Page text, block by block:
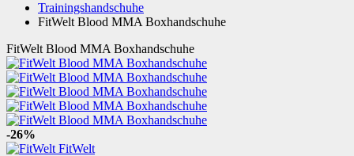
Trainingshandschuhe
FitWelt Blood MMA Boxhandschuhe
FitWelt Blood MMA Boxhandschuhe
-26%
FitWelt